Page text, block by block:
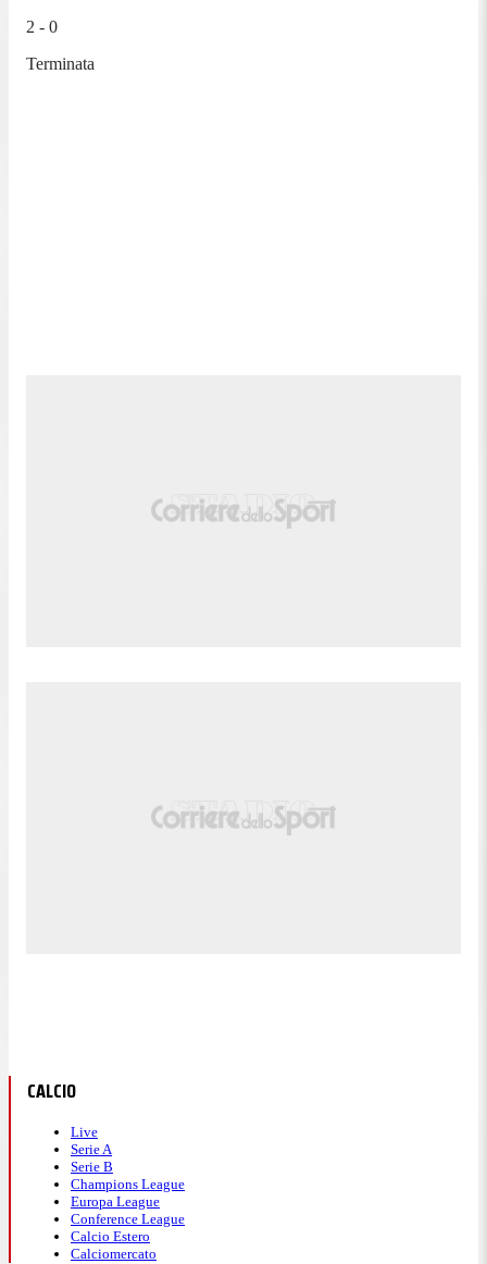
2 - 0
Terminata
CALCIO
Live
Serie A
Serie B
Champions League
Europa League
Conference League
Calcio Estero
Calciomercato